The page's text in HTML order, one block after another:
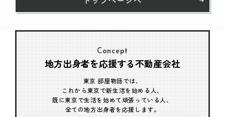
Concept
地方出身者を応援する不動産会社
東京 部屋物語では、
これから東京で新生活を始める人、
既に東京で生活を始めて頑張っている人、
全ての地方出身者を応援します。